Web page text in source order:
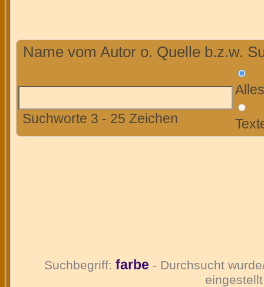
Name vom Autor o. Quelle b.z.w.
Suchworte 3 - 25 Zeichen
Alles
Suchbegriff:farbe - Durchsucht